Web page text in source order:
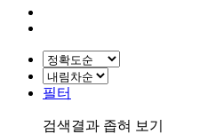
필터
검색결과 좁혀 보기